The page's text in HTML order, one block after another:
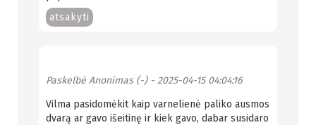
atsakyti
Paskelbė Anonimas (-)- 2025-04-15 04:04:16
Vilma pasidomėkit kaip varnelienė paliko ausmos
dvarą ar gavo išeitinę ir kiek gavo, dabar susidaro